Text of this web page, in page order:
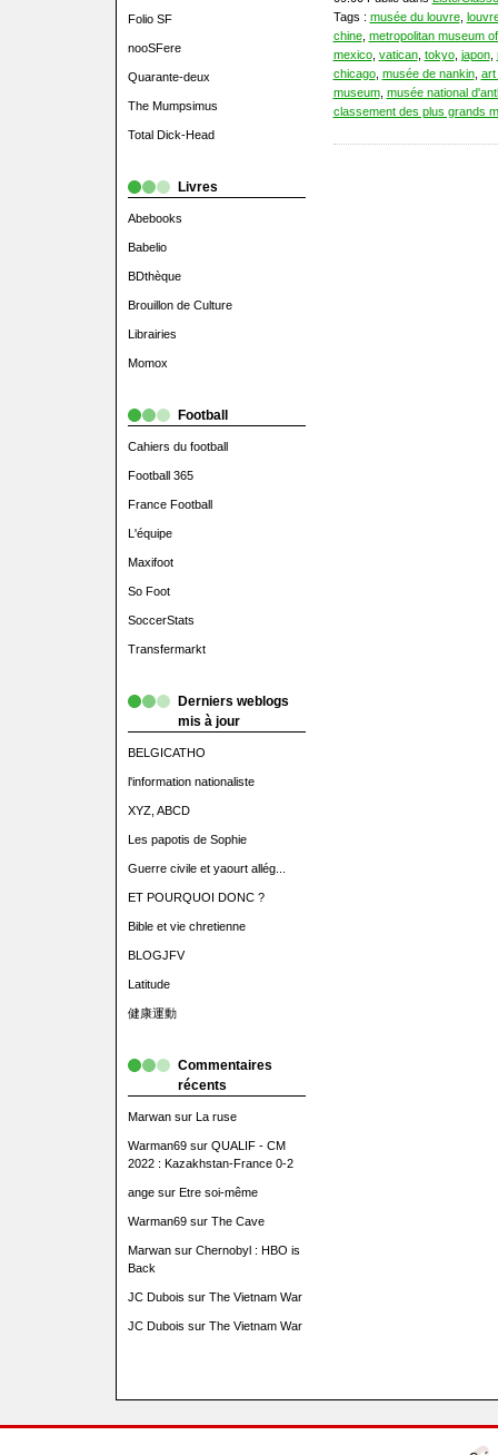
Folio SF
nooSFere
Quarante-deux
The Mumpsimus
Total Dick-Head
Livres
Abebooks
Babelio
BDthèque
Brouillon de Culture
Librairies
Momox
Football
Cahiers du football
Football 365
France Football
L'équipe
Maxifoot
So Foot
SoccerStats
Transfermarkt
Derniers weblogs
mis à jour
BELGICATHO
l'information nationaliste
XYZ, ABCD
Les papotis de Sophie
Guerre civile et yaourt allég...
ET POURQUOI DONC ?
Bible et vie chretienne
BLOGJFV
Latitude
健康運動
Commentaires
récents
Marwansur La ruse
Warman69sur QUALIF - CM
2022 : Kazakhstan-France 0-2
angesur Etre soi-même
Warman69sur The Cave
Marwansur Chernobyl : HBO is
Back
JC Dubois sur The Vietnam War
JC Dubois sur The Vietnam War
Tags : musée du louvre,
chine, metropolitan museum
mexico, vatican, tokyo, japon,
chicago, musée de nankin, art
museum, musée national
classement des plus grands